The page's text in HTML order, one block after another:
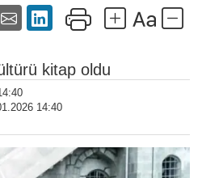
kitap oldu
14:40